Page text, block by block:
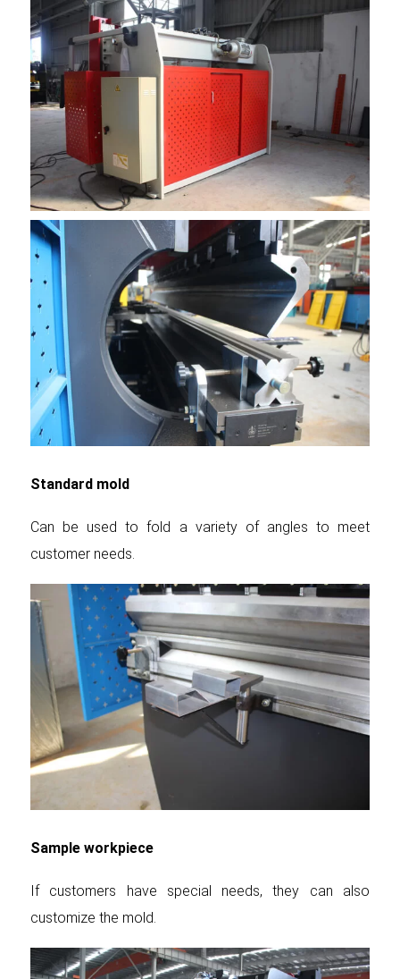
Standard mold
Can be used to fold a variety of angles to meet
customer needs.
Sample workpiece
If customers have special needs, they can also
customize the mold.